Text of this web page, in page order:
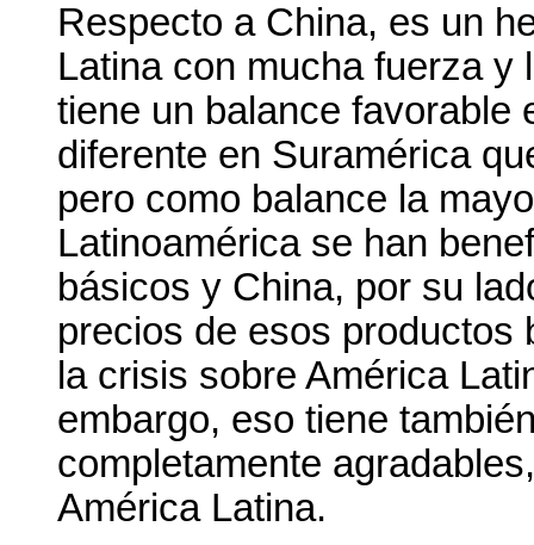
Respecto a China, es un
Latina con mucha fuerza y
tiene un balance favorable
diferente en Suramérica
pero como balance la
Latinoamérica se han
básicos y China, por su
precios de esos productos
la crisis sobre América
embargo, eso tiene
completamente
América Latina.